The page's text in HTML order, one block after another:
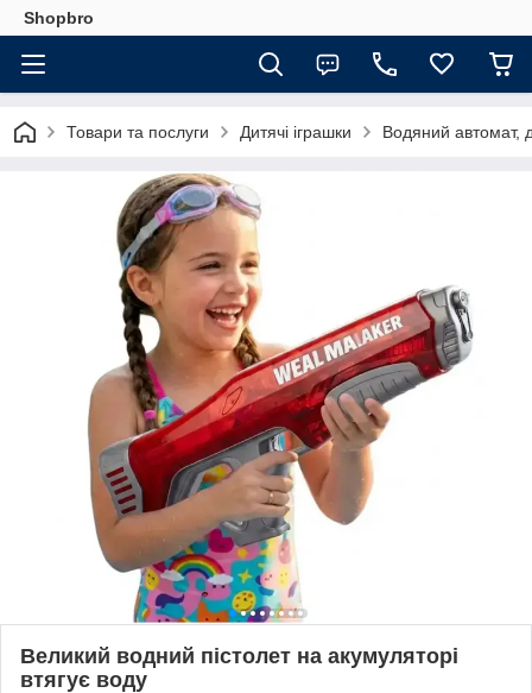
Shopbro
Товари та послуги Дитячі іграшки Водяний автомат,
Великий водний пістолет на акумуляторі
втягує воду